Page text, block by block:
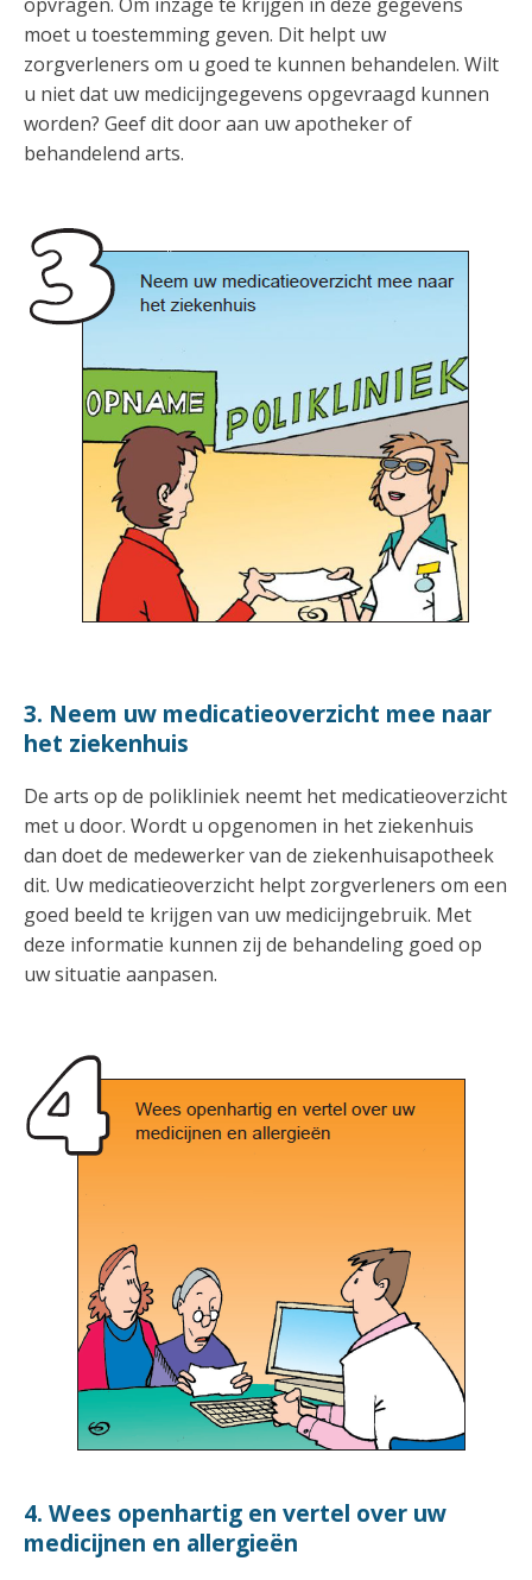
moet u toestemming geven. Dit helpt uw
zorgverleners om u goed te kunnen behandelen. Wilt
u niet dat uw medicijngegevens opgevraagd kunnen
worden? Geef dit door aan uw apotheker of
behandelend arts.
3. Neem uw medicatieoverzicht mee naar
het ziekenhuis
De arts op de polikliniek neemt het medicatieoverzicht
met u door. Wordt u opgenomen in het ziekenhuis
dan doet de medewerker van de ziekenhuisapotheek
dit. Uw medicatieoverzicht helpt zorgverleners om een
goed beeld te krijgen van uw medicijngebruik. Met
deze informatie kunnen zij de behandeling goed op
uw situatie aanpasen.
4. Wees openhartig en vertel over uw
medicijnen en allergieën